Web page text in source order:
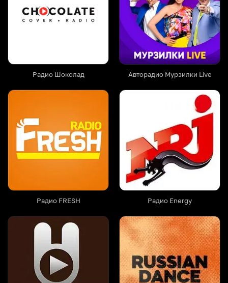
Радио Шоколад Авторадио Мурзилки Live
Радио FRESH Радио Energy